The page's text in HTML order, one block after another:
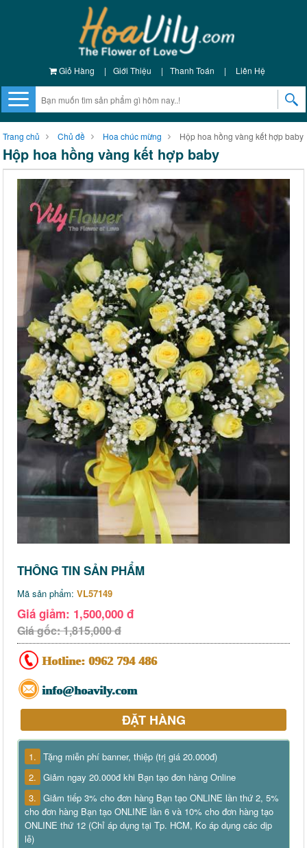
Giỏ Hàng | Giới Thiệu | Thanh Toán | Liên Hệ
Trang chủ Chủ đề Hoa chúc mừng Hộp hoa hồng vàng kết hợp baby
Hộp hoa hồng vàng kết hợp baby
THÔNG TIN SẢN PHẨM
Mã sản phẩm: VL57149
Giá giảm: 1,500,000 đ
Giá gốc: 1,815,000 đ
Hotline: 0962 794 486
info@hoavily.com
ĐẶT HÀNG
1. Tặng miễn phí banner, thiệp (trị giá 20.000đ)
2. Giảm ngay 20.000đ khi Bạn tạo đơn hàng Online
3. Giảm tiếp 3% cho đơn hàng Bạn tạo ONLINE lần thứ 2, 5%
cho đơn hàng Bạn tạo ONLINE lần 6 và 10% cho đơn hàng tạo
ONLINE thứ 12 (Chỉ áp dụng tại Tp. HCM, Ko áp dụng các dịp
lễ)